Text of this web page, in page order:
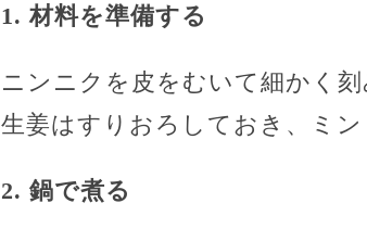
1. 材料を準備する
ニンニクを皮をむいて細かく
生姜はすりおろしておき、ミ
2. 鍋で煮る